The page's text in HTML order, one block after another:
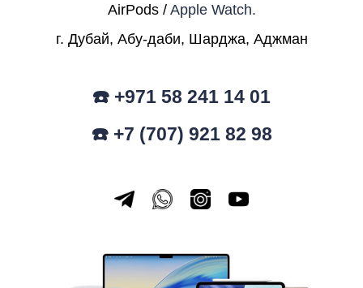
AirPods / Apple Watch.
г. Дубай, Абу-даби, Шарджа, Аджман
☎️ +971 58 241 14 01
☎️ +7 (707) 921 82 98